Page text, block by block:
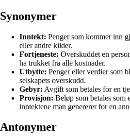
Synonymer
Inntekt: Penger som kommer inn
eller andre kilder.
Fortjeneste: Overskuddet en
ha trukket fra alle kostnader.
Utbytte: Penger eller verdier som
selskapets overskudd.
Gebyr: Avgift som betales for en
Provisjon: Beløp som betales som
inntektene man genererer for en
Antonymer